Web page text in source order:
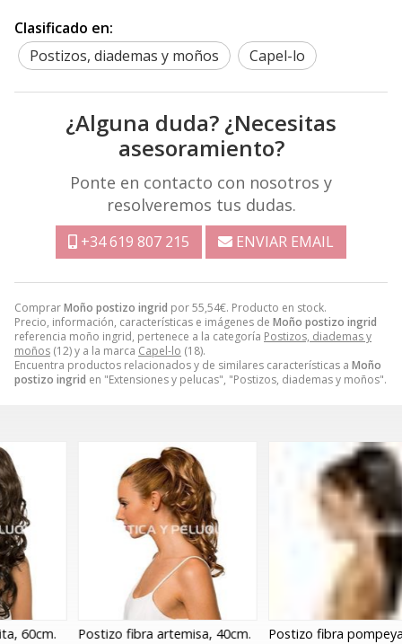
ComprarMoño postizo ingrid por55,54€. Producto en stock.
Precio, información, características e imágenes de Moño postizo ingrid
referencia moño ingrid, pertenece a la categoría Postizos, diademas y
moños (12) y a la marca Capel-lo (18).
Encuentra productos relacionados y de similares características a Moño
postizo ingrid en "Extensiones y pelucas", "Postizos, diademas y moños".
Clasificado en:
Postizos, diademas y moños
Capel-lo
¿Alguna duda? ¿Necesitas
asesoramiento?
Ponte en contacto con nosotros y
resolveremos tus dudas.
+34 619 807 215 ENVIAR EMAIL
Postizo fibra artemisa, 40cm. Postizo fibra pompeya, 58cm.